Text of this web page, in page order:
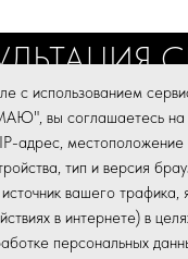
с использованием
вы соглашаетесь на
адрес, местоположение
тип и версия
вашего трафика,
в интернете) в
персональных
для
И ДОКУМЕНТЫ